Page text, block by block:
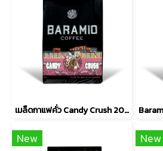
เมล็ดกาแฟคั่ว Candy Crush 200 กรัม (Arabica100%)
New New